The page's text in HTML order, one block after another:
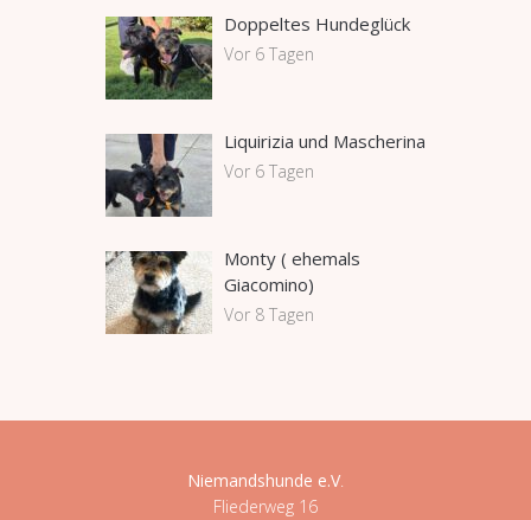
Doppeltes Hundeglück
Vor 6 Tagen
Liquirizia und Mascherina
Vor 6 Tagen
Monty ( ehemals
Giacomino)
Vor 8 Tagen
Niemandshunde e.V.
Fliederweg 16